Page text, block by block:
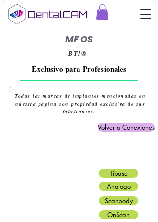
MF OS
BTI®
Exclusivo para Profesionales
Todas las marcas de implantes mencionadas en
nuestra pagina son propiedad exclusiva de sus
fabricantes.
Volver a Conexiones
Tibase
Analogo
Scanbody
OnScan